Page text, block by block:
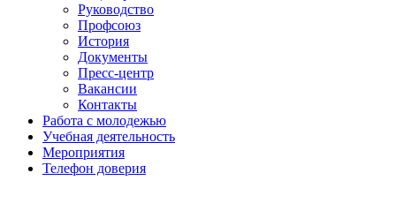
Руководство
Профсоюз
История
Документы
Пресс-центр
Вакансии
Контакты
Работа с молодежью
Учебная деятельность
Мероприятия
Телефон доверия